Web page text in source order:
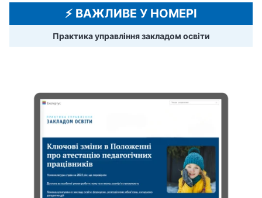
⚡️ ВАЖЛИВЕ У НОМЕРІ
Практика управління закладом освіти